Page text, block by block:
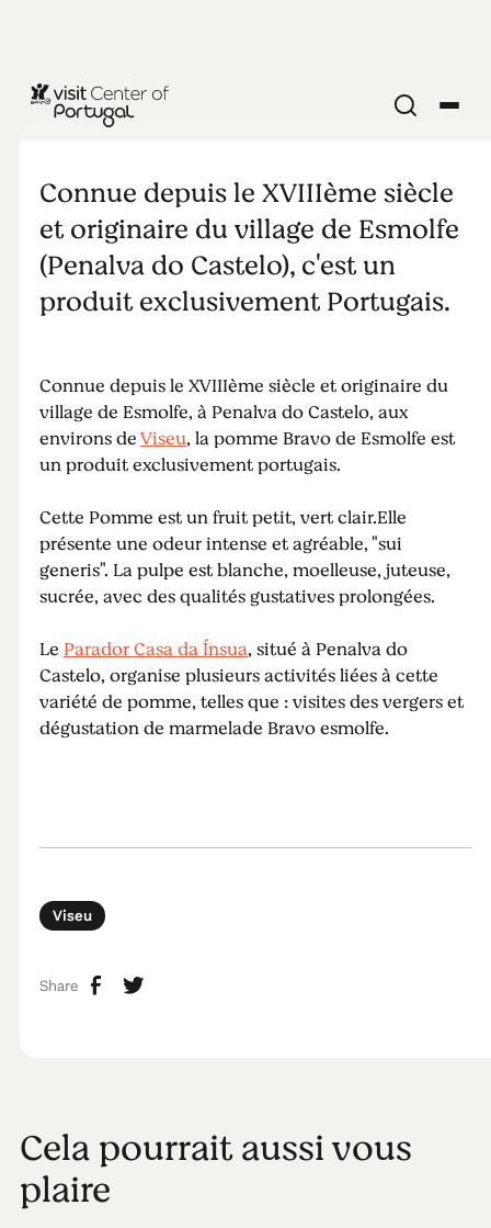
NOURRITURE & BOISSON
Pomme
Bravo de
Esmolfe
Connue depuis le XVIIIème siècle
et originaire du village de Esmolfe
(Penalva do Castelo), c'est un
produit exclusivement Portugais.
Connue depuis le XVIIIème siècle et originaire du
village de Esmolfe, à Penalva do Castelo, aux
environs deViseu, la pomme Bravo de Esmolfe est
un produit exclusivement portugais.
Cette Pomme est un fruit petit, vert clair.Elle
présente une odeur intense et agréable, "sui
generis". La pulpe est blanche, moelleuse, juteuse,
sucrée, avec des qualités gustatives prolongées.
LeParador Casa da Ínsua, situé à Penalva do
Castelo, organise plusieurs activités liées à cette
variété de pomme, telles que : visites des vergers et
dégustation de marmelade Bravo esmolfe.
Viseu
Share
Cela pourrait aussi vous
plaire